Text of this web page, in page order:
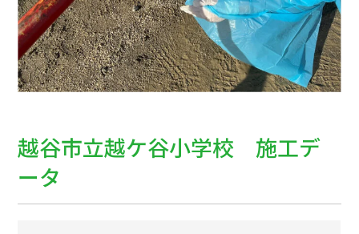
越谷市立越ケ谷小学校 施工デ
ータ